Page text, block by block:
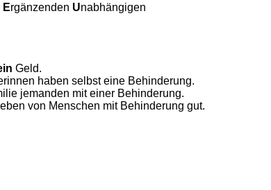
Ergänzenden Unabhängigen
Geld.
haben selbst eine Behinderung.
jemanden mit einer Behinderung.
von Menschen mit Behinderung gut.